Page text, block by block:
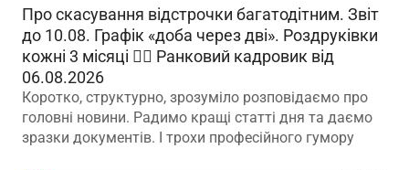
Про скасування відстрочки багатодітним. Звіт
до 10.08. Графік «доба через дві». Роздруківки
кожні 3 місяці 🙋‍♀️ Ранковий кадровик від
06.08.2026
Коротко, структурно, зрозуміло розповідаємо про
головні новини. Радимо кращі статті дня та даємо
зразки документів. І трохи професійного гумору